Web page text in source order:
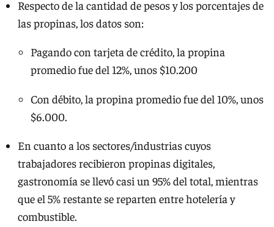
Respecto de la cantidad de pesos y los porcentajes de
las propinas, los datos son:
Pagando con tarjeta de crédito, la propina
promedio fue del 12%, unos $10.200
Con débito, la propina promedio fue del 10%, unos
$6.000.
En cuanto a los sectores/industrias cuyos
trabajadores recibieron propinas digitales,
gastronomía se llevó casi un 95% del total, mientras
que el 5% restante se reparten entre hotelería y
combustible.